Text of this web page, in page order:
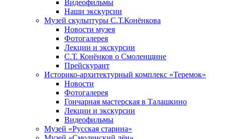
Видеофильмы
Наши экскурсии
Музей скульптуры С.Т.Конёнкова
Новости музея
Фотогалерея
Лекции и экскурсии
С.Т. Конёнков о Смоленщине
Прейскурант
Историко-архитектурный комплекс «Теремок»
Новости
Фотогалерея
Гончарная мастерская в Талашкино
Лекции и экскурсии
Видеофильмы
Музей «Русская старина»